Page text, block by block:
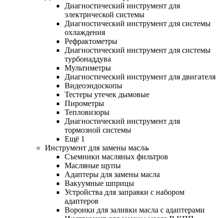
Диагностический инструмент для
электрической системы
Диагностический инструмент для системы
охлаждения
Рефрактометры
Диагностический инструмент для системы
турбонаддува
Мультиметры
Диагностический инструмент для двигателя
Видеоэндоскопы
Тестеры утечек дымовые
Пирометры
Тепловизоры
Диагностический инструмент для
тормозной системы
Ещё 1
Инструмент для замены масла
Съемники масляных фильтров
Масляные щупы
Адаптеры для замены масла
Вакуумные шприцы
Устройства для заправки с набором
адаптеров
Воронки для заливки масла с адаптерами